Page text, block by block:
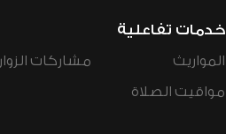
خدمات تفاعلية
المواريث
مواقيت الصلاة
مشاركات الزوار